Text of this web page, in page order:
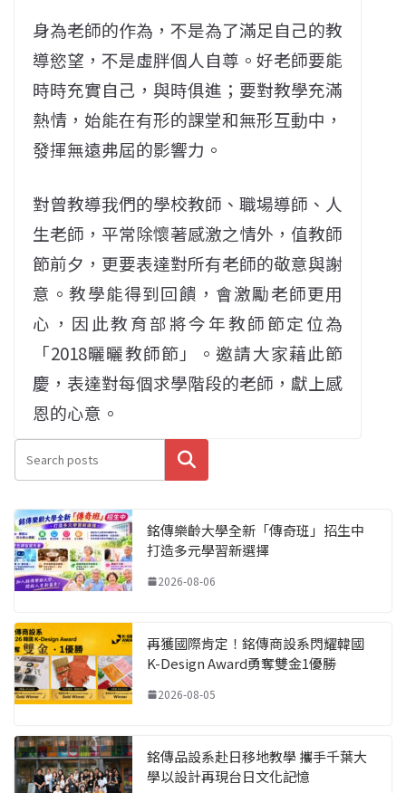
身為老師的作為，不是為了滿足自己的教
導慾望，不是虛胖個人自尊。好老師要能
時時充實自己，與時俱進；要對教學充滿
熱情，始能在有形的課堂和無形互動中，
發揮無遠弗屆的影響力。
對曾教導我們的學校教師、職場導師、人
生老師，平常除懷著感激之情外，值教師
節前夕，更要表達對所有老師的敬意與謝
意。教學能得到回饋，會激勵老師更用
心，因此教育部將今年教師節定位為
「2018曬曬教師節」。邀請大家藉此節
慶，表達對每個求學階段的老師，獻上感
恩的心意。
搜尋
銘傳樂齡大學全新「傳奇班」招生中
打造多元學習新選擇
2026-08-06
再獲國際肯定！銘傳商設系閃耀韓國
K-Design Award勇奪雙金1優勝
2026-08-05
銘傳品設系赴日移地教學 攜手千葉大
學以設計再現台日文化記憶